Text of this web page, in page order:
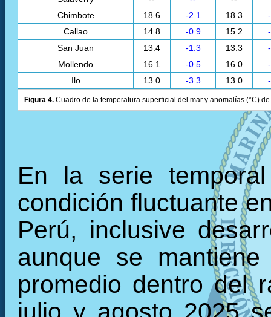
Chimbote
18.6 -2.1 18.3
Callao
14.8 -0.9 15.2
San Juan
13.4 -1.3 13.3
Mollendo
16.1 -0.5 16.0
Ilo
13.0 -3.3 13.0
Figura 4. Cuadro de la temperatura superficial del mar y anomalías (°C)
En la serie
condición fluctuante
Perú, inclusive
aunque se
promedio dentro del